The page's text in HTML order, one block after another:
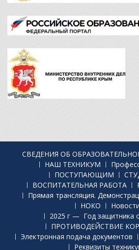
СВЕДЕНИЯ ОБ
НАШ ТЕХНИКУМ
ПОСТУПАЮЩИМ
ВОСПИТАТЕЛЬНАЯ РАБОТА
Прямая трансляция.
НОКО
Новости
2025 г — Год защитника
ПРОТИВОДЕЙСТВИЕ
Электронная подача документов
Реквизиты